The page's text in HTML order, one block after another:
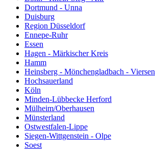
Dortmund - Unna
Duisburg
Region Düsseldorf
Ennepe-Ruhr
Essen
Hagen - Märkischer Kreis
Hamm
Heinsberg - Mönchengladbach - Viersen
Hochsauerland
Köln
Minden-Lübbecke Herford
Mülheim/Oberhausen
Münsterland
Ostwestfalen-Lippe
Siegen-Wittgenstein - Olpe
Soest